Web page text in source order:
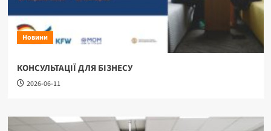
Новини
КОНСУЛЬТАЦІЇ ДЛЯ БІЗНЕСУ
2026-06-11